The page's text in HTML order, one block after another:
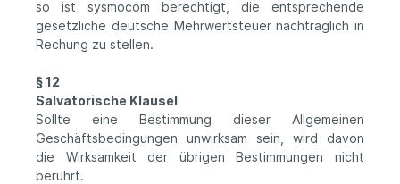
so ist sysmocom berechtigt, die entsprechende
gesetzliche deutsche Mehrwertsteuer nachträglich in
Rechung zu stellen.
§ 12
Salvatorische Klausel
Sollte eine Bestimmung dieser Allgemeinen
Geschäftsbedingungen unwirksam sein, wird davon
die Wirksamkeit der übrigen Bestimmungen nicht
berührt.